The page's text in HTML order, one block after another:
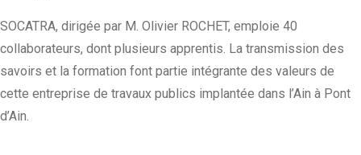
SOCATRA, dirigée par M. Olivier ROCHET, emploie 40
collaborateurs, dont plusieurs apprentis. La transmission des
savoirs et la formation font partie intégrante des valeurs de
cette entreprise de travaux publics implantée dans l’Ain à Pont
d’Ain.